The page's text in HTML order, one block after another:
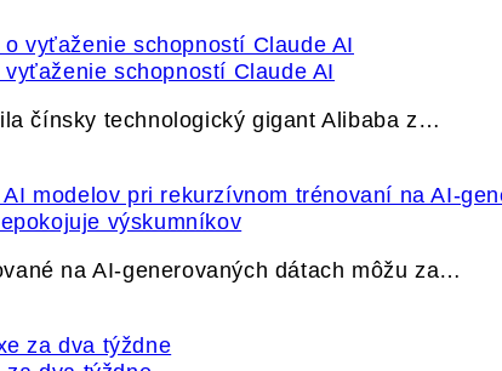
schopností Claude AI
čínsky technologický gigant Alibaba z…
výskumníkov
na AI-generovaných dátach môžu za…